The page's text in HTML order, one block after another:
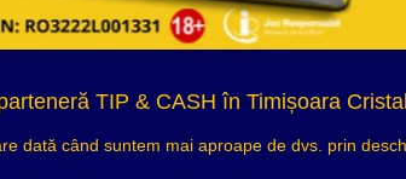
TIP & CASH în Timișoara
dată când suntem mai aproape de dvs. prin